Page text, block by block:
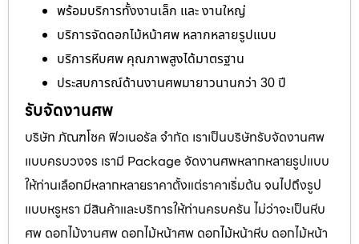
พร้อมบริการทั้งงานเล็ก และ งานใหญ่
บริการจัดดอกไม้หน้าศพ หลากหลายรูปแบบ
บริการหีบศพ คุณภาพสูงได้มาตรฐาน
ประสบการณ์ด้านงานศพมายาวนานกว่า 30 ปี
รับจัดงานศพ
บริษัท ภัณฑโชค ฟิวเนอรัล จำกัด เราเป็นบริษัทรับจัดงานศพ
แบบครบวงจร เรามี Package จัดงานศพหลากหลายรูปแบบ
ให้ท่านเลือกมีหลากหลายราคาตั้งแต่ราคาเริ่มต้น จนไปถึงรูป
แบบหรูหรา มีสินค้าและบริการให้ท่านครบครัน ไม่ว่าจะเป็นหีบ
ศพ ดอกไม้งานศพ ดอกไม้หน้าศพ ดอกไม้หน้าหีบ ดอกไม้หน้า